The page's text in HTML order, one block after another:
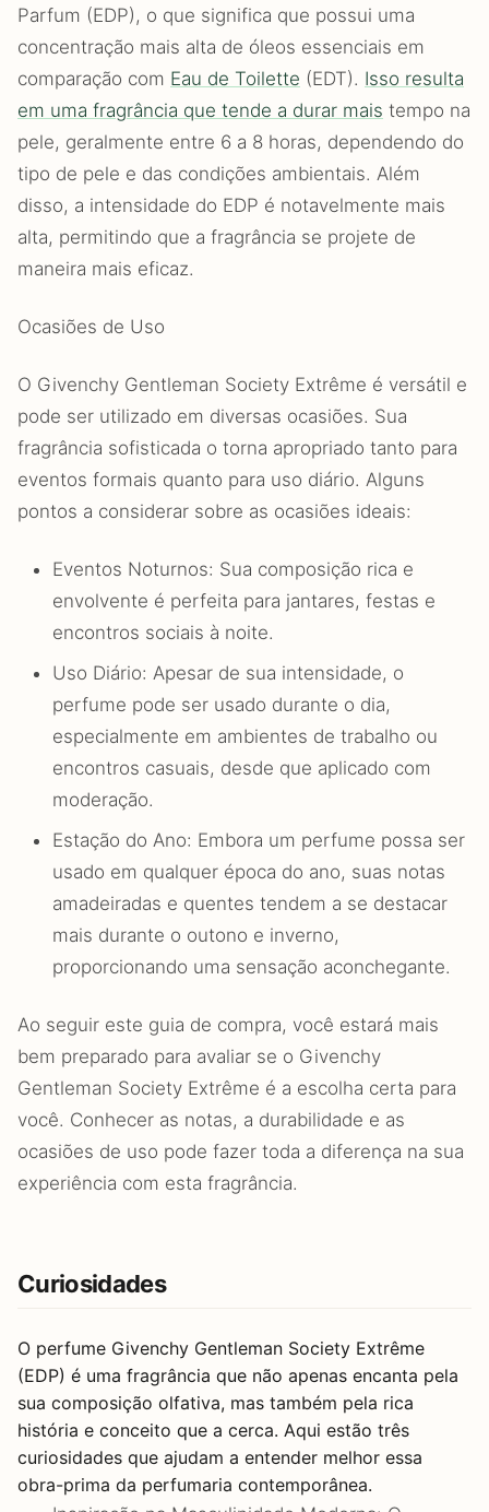
Parfum (EDP), o que significa que possui uma
concentração mais alta de óleos essenciais em
comparação com Eau de Toilette (EDT). Isso resulta
em uma fragrância que tende a durar mais tempo na
pele, geralmente entre 6 a 8 horas, dependendo do
tipo de pele e das condições ambientais. Além
disso, a intensidade do EDP é notavelmente mais
alta, permitindo que a fragrância se projete de
maneira mais eficaz.
Ocasiões de Uso
O Givenchy Gentleman Society Extrême é versátil e
pode ser utilizado em diversas ocasiões. Sua
fragrância sofisticada o torna apropriado tanto para
eventos formais quanto para uso diário. Alguns
pontos a considerar sobre as ocasiões ideais:
Eventos Noturnos: Sua composição rica e
envolvente é perfeita para jantares, festas e
encontros sociais à noite.
Uso Diário: Apesar de sua intensidade, o
perfume pode ser usado durante o dia,
especialmente em ambientes de trabalho ou
encontros casuais, desde que aplicado com
moderação.
Estação do Ano: Embora um perfume possa ser
usado em qualquer época do ano, suas notas
amadeiradas e quentes tendem a se destacar
mais durante o outono e inverno,
proporcionando uma sensação aconchegante.
Ao seguir este guia de compra, você estará mais
bem preparado para avaliar se o Givenchy
Gentleman Society Extrême é a escolha certa para
você. Conhecer as notas, a durabilidade e as
ocasiões de uso pode fazer toda a diferença na sua
experiência com esta fragrância.
Curiosidades
O perfume Givenchy Gentleman Society Extrême
(EDP) é uma fragrância que não apenas encanta pela
sua composição olfativa, mas também pela rica
história e conceito que a cerca. Aqui estão três
curiosidades que ajudam a entender melhor essa
obra-prima da perfumaria contemporânea.